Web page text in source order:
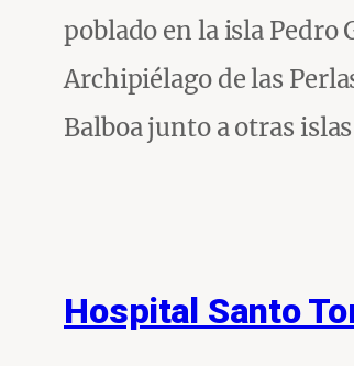
poblado en la isla Pedro
Archipiélago de las
Balboa junto a otras
Hospital Santo